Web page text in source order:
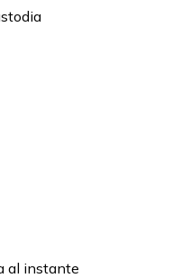
al instante